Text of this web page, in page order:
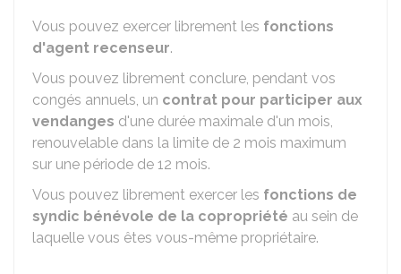
Vous pouvez exercer librement les fonctions
d'agent recenseur.
Vous pouvez librement conclure, pendant vos
congés annuels, un contrat pour participer aux
vendanges d'une durée maximale d'un mois,
renouvelable dans la limite de 2 mois maximum
sur une période de 12 mois.
Vous pouvez librement exercer les fonctions de
syndic bénévole de la copropriété au sein de
laquelle vous êtes vous-même propriétaire.